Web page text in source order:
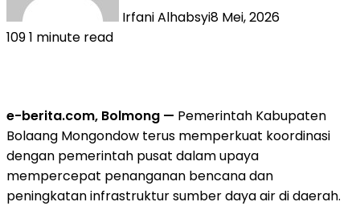
Irfani Alhabsyi8 Mei, 2026
1091 minute read
e-berita.com, Bolmong — Pemerintah Kabupaten
Bolaang Mongondow terus memperkuat koordinasi
dengan pemerintah pusat dalam upaya
mempercepat penanganan bencana dan
peningkatan infrastruktur sumber daya air di daerah.